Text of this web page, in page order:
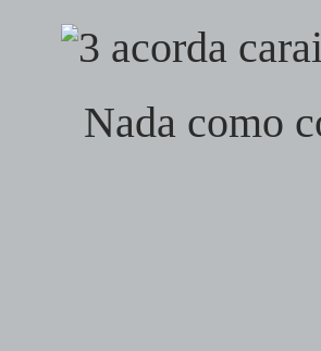
Nada como